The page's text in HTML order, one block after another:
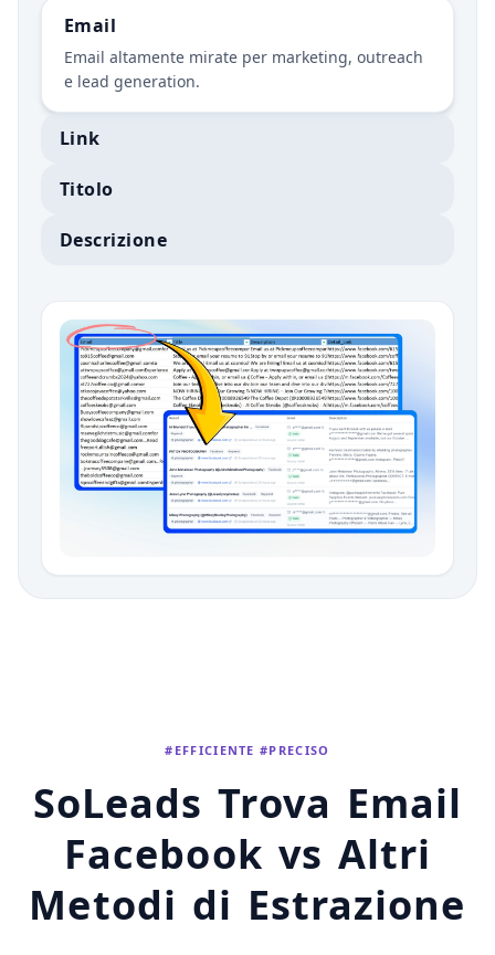
Email
Email altamente mirate per marketing, outreach
e lead generation.
Link
Titolo
Descrizione
#EFFICIENTE #PRECISO
SoLeads Trova Email
Facebook vs Altri
Metodi di Estrazione